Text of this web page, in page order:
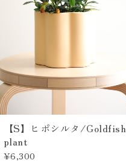
【S】ヒポシルタ/Goldfish
plant
¥6,300